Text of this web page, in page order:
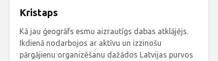
Kristaps
Kā jau ģeogrāfs esmu aizrautīgs dabas atklājējs.
Ikdienā nodarbojos ar aktīvu un izzinošu
pārgājienu organizēšanu dažādos Latvijas purvos